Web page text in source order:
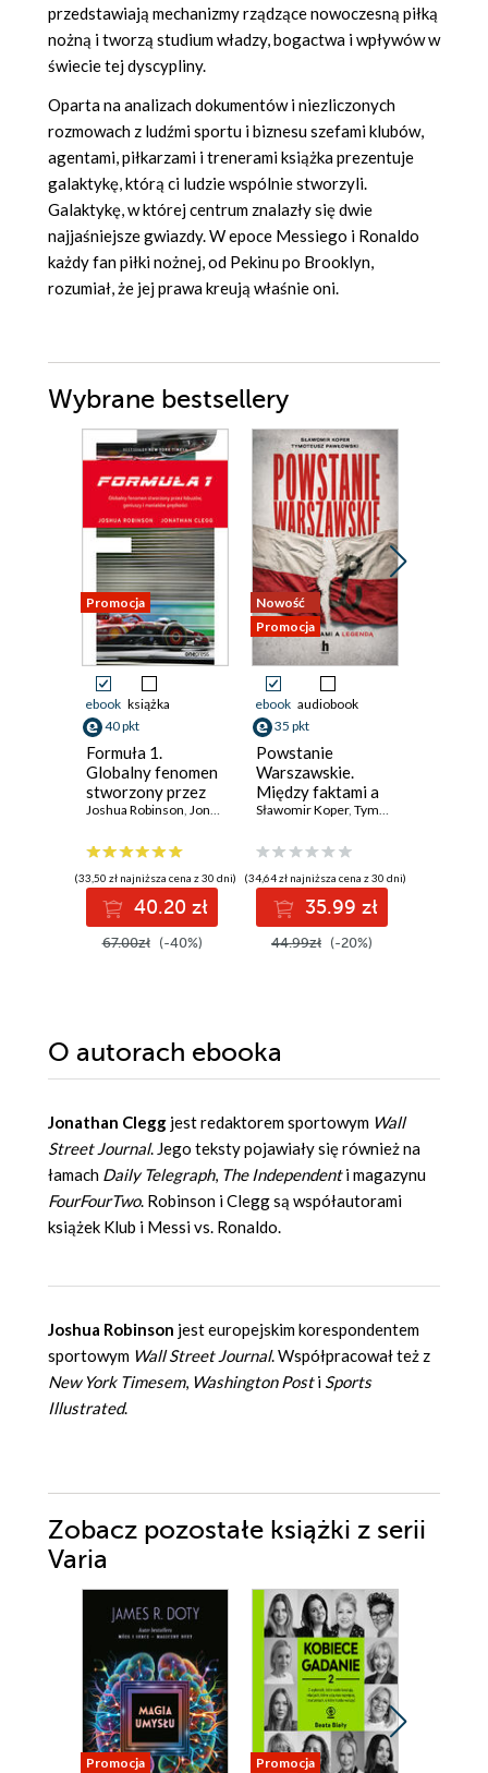
przedstawiają mechanizmy rządzące nowoczesną piłką
nożną i tworzą studium władzy, bogactwa i wpływów w
świecie tej dyscypliny.
Oparta na analizach dokumentów i niezliczonych
rozmowach z ludźmi sportu i biznesu szefami klubów,
agentami, piłkarzami i trenerami książka prezentuje
galaktykę, którą ci ludzie wspólnie stworzyli.
Galaktykę, w której centrum znalazły się dwie
najjaśniejsze gwiazdy. W epoce Messiego i Ronaldo
każdy fan piłki nożnej, od Pekinu po Brooklyn,
rozumiał, że jej prawa kreują właśnie oni.
Wybrane bestsellery
Promocja
ebook książka
40 pkt
Formuła 1.
Globalny fenomen
stworzony przez
łobuzów, geniuszy
prędkości
Joshua Robinson Jonathan Clegg
(33,50 zł najniższa cena z 30 dni)
40.20 zł
67.00zł (-40%)
Nowość
Promocja
ebook audiobook
35 pkt
Powstanie
Warszawskie.
Między faktami a
legendą
Sławomir Koper, Tymoteusz Pawłowski
(34,64 zł najniższa cena z 30 dni)
35.99 zł
44.99zł (-20%)
O autorach ebooka
Jonathan Clegg jest redaktorem sportowym Wall
Street Journal. Jego teksty pojawiały się również na
łamach Daily Telegraph, The Independenti magazynu
FourFourTwo. Robinson i Clegg są współautorami
książek Klub i Messi vs. Ronaldo.
Joshua Robinson jest europejskim korespondentem
sportowym Wall Street Journal. Współpracował też z
New York Timesem, Washington Posti Sports
Illustrated.
Zobacz pozostałe książki z serii
Varia
Promocja Promocja